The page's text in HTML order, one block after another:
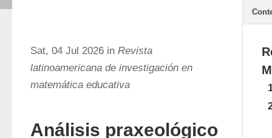
Sat, 04 Jul 2026 in Revista
latinoamericana de investigación en
matemática educativa
Análisis praxeológico